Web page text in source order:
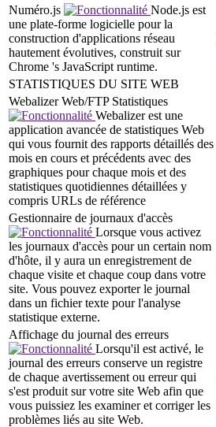
Numéro.js
Node.js est
une plate-forme logicielle pour la
construction d'applications réseau
hautement évolutives, construit sur
Chrome 's JavaScript runtime.
STATISTIQUES DU SITE WEB
Webalizer Web/FTP Statistiques
Webalizer est une
application avancée de statistiques Web
qui vous fournit des rapports détaillés des
mois en cours et précédents avec des
graphiques pour chaque mois et des
statistiques quotidiennes détaillées y
compris URLs de référence
Gestionnaire de journaux d'accès
Lorsque vous activez
les journaux d'accès pour un certain nom
d'hôte, il y aura un enregistrement de
chaque visite et chaque coup dans votre
site. Vous pouvez exporter le journal
dans un fichier texte pour l'analyse
statistique externe.
Affichage du journal des erreurs
Lorsqu'il est activé, le
journal des erreurs conserve un registre
de chaque avertissement ou erreur qui
s'est produit sur votre site Web afin que
vous puissiez les examiner et corriger les
problèmes liés au site Web.